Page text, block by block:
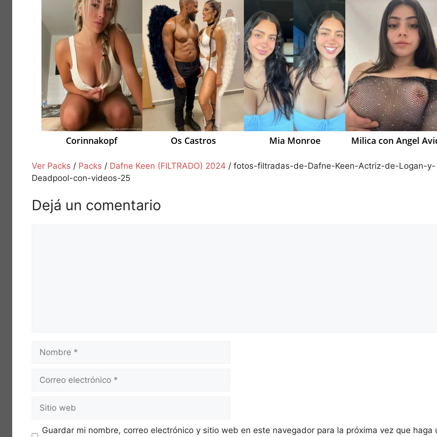
Corinnakopf Os Castros Mia Monroe Milica con Angel
Ver Packs / Packs / Dafne Keen (FILTRADO) 2024 / fotos-filtradas-de-Dafne-Keen-Actriz-de-Logan-y-
Deadpool-con-videos-25
Dejá un comentario
electrónico
web
Guardar mi nombre, correo electrónico y sitio web en este navegador para la próxima vez que haga